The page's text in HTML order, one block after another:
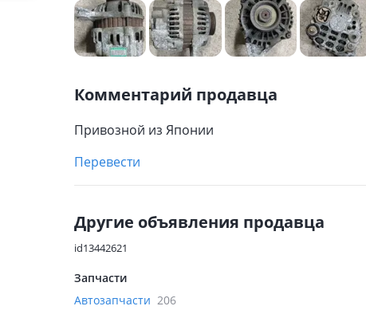
Комментарий продавца
Привозной из Японии
Перевести
Другие объявления продавца
id13442621
Запчасти
Автозапчасти 206